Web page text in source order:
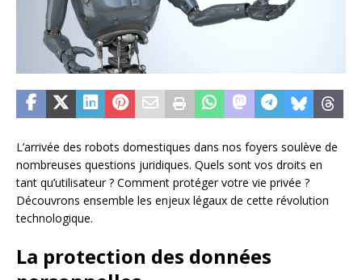
L’arrivée des robots domestiques dans nos foyers soulève de
nombreuses questions juridiques. Quels sont vos droits en
tant qu’utilisateur ? Comment protéger votre vie privée ?
Découvrons ensemble les enjeux légaux de cette révolution
technologique.
La protection des données